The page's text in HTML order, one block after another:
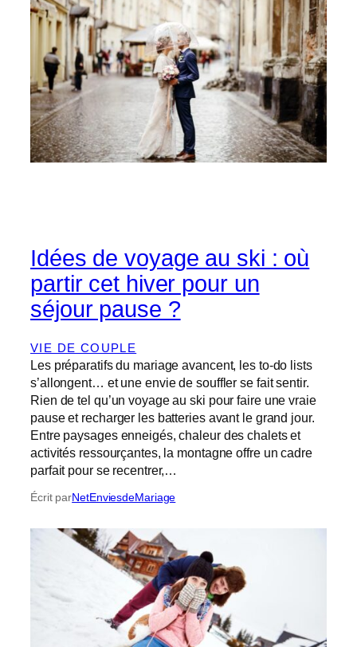
Idées de voyage au ski : où
partir cet hiver pour un
séjour pause ?
VIE DE COUPLE
Les préparatifs du mariage avancent, les to‑do lists
s’allongent… et une envie de souffler se fait sentir.
Rien de tel qu’un voyage au ski pour faire une vraie
pause et recharger les batteries avant le grand jour.
Entre paysages enneigés, chaleur des chalets et
activités ressourçantes, la montagne offre un cadre
parfait pour se recentrer,…
Écrit parNetEnviesdeMariage